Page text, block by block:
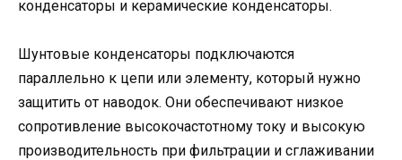
конденсаторы и керамические конденсаторы.
Шунтовые конденсаторы подключаются
параллельно к цепи или элементу, который нужно
защитить от наводок. Они обеспечивают низкое
сопротивление высокочастотному току и высокую
производительность при фильтрации и сглаживании